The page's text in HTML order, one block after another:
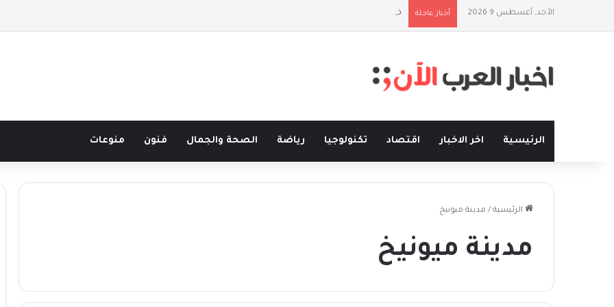
الأحد, أغسطس 9 2026 أخبار عاجلة فلسفة الخيط والموج: نصف قرن في مدرسة البحر مع غسان المزيدي
الرئيسية اخر الاخبار اقتصاد تكنولوجيا رياضة الصحة والجمال فنون منوعات
الرئيسية / مدينة ميونيخ
مدينة ميونيخ